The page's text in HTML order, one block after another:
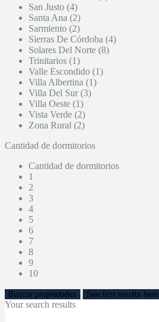
San Justo (4)
Santa Ana (2)
Sarmiento (2)
Sierras De Córdoba (4)
Solares Del Norte (8)
Trinitarios (1)
Valle Escondido (1)
Villa Albertina (1)
Villa Del Sur (3)
Villa Oeste (1)
Vista Verde (2)
Zona Rural (2)
Cantidad de dormitorios
Cantidad de dormitorios
1
2
3
4
5
6
7
8
9
10
Buscar propiedades See first results here
Your search results